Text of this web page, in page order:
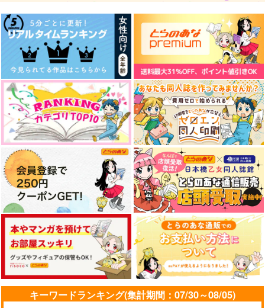
キーワードランキング(集計期間：07/30～08/05)